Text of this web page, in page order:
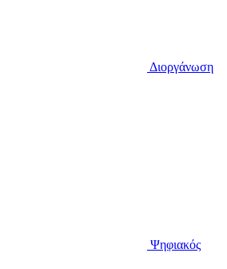
Διοργάνωση
Ψηφιακός